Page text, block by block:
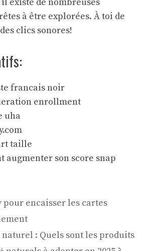
à être explorées. À toi de
clics sonores!
francais noir
enrollment
uha
taille
augmenter son score snap
pour encaisser les cartes
naturel : Quels sont les produits